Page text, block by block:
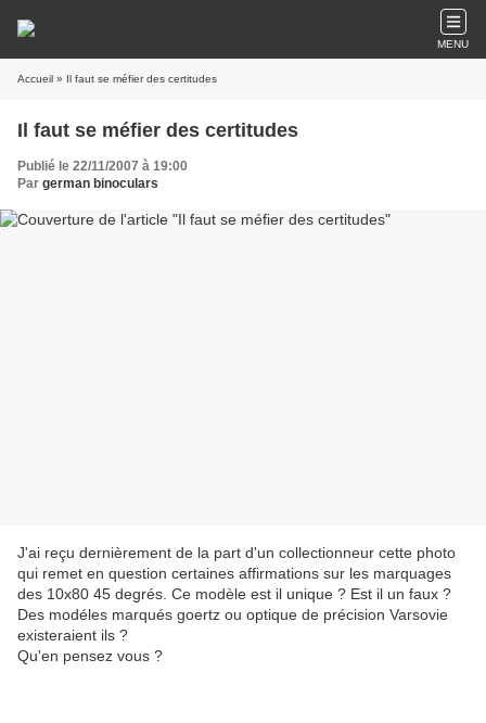
MENU
Accueil » Il faut se méfier des certitudes
Il faut se méfier des certitudes
Publié le 22/11/2007 à 19:00
Par german binoculars
J'ai reçu dernièrement de la part d'un collectionneur cette photo
qui remet en question certaines affirmations sur les marquages
des 10x80 45 degrés. Ce modèle est il unique ? Est il un faux ?
Des modéles marqués goertz ou optique de précision Varsovie
existeraient ils ?
Qu'en pensez vous ?